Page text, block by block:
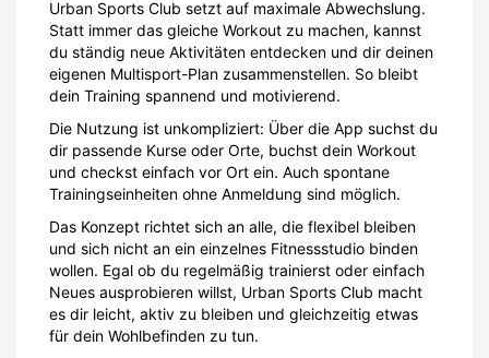
Urban Sports Club setzt auf maximale Abwechslung.
Statt immer das gleiche Workout zu machen, kannst
du ständig neue Aktivitäten entdecken und dir deinen
eigenen Multisport-Plan zusammenstellen. So bleibt
dein Training spannend und motivierend.
Die Nutzung ist unkompliziert: Über die App suchst du
dir passende Kurse oder Orte, buchst dein Workout
und checkst einfach vor Ort ein. Auch spontane
Trainingseinheiten ohne Anmeldung sind möglich.
Das Konzept richtet sich an alle, die flexibel bleiben
und sich nicht an ein einzelnes Fitnessstudio binden
wollen. Egal ob du regelmäßig trainierst oder einfach
Neues ausprobieren willst, Urban Sports Club macht
es dir leicht, aktiv zu bleiben und gleichzeitig etwas
für dein Wohlbefinden zu tun.